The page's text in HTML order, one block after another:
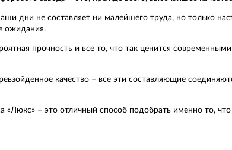
дни не составляет ни малейшего труда, но только
ожидания.
прочность и все то, что так ценится
качество – все эти составляющие
«Люкс» – это отличный способ подобрать именно то,